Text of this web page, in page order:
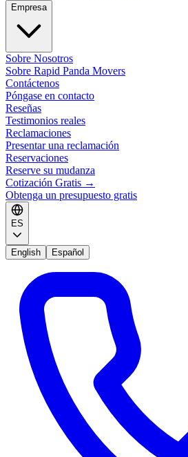
Empresa
Sobre Nosotros
Sobre Rapid Panda Movers
Contáctenos
Póngase en contacto
Reseñas
Testimonios reales
Reclamaciones
Presentar una reclamación
Reservaciones
Reserve su mudanza
Cotización Gratis →
Obtenga un presupuesto gratis
ES
English Español